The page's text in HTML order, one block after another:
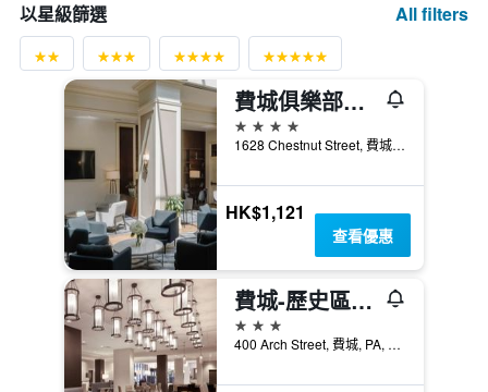
以星級篩選 All filters
費城俱樂部住宅飯店
4星級
1628 Chestnut Street, 費城, PA, 美國
HK$1,121
查看優惠
費城-歷史區溫德姆酒店
3星級
400 Arch Street, 費城, PA, 美國